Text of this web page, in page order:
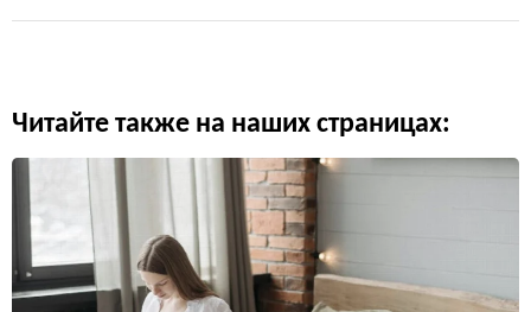
Читайте также на наших страницах: